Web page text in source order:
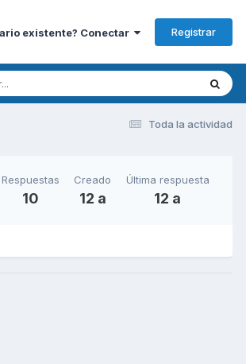
existente? Conectar Registrar
Toda la actividad
Respuestas
10
Creado
12 a
Última respuesta
12 a